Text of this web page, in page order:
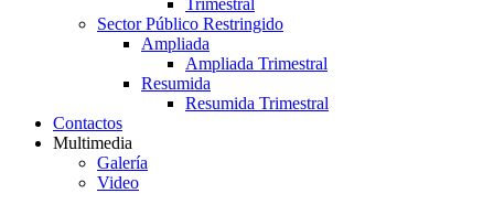
Trimestral
Sector Público Restringido
Ampliada
Ampliada Trimestral
Resumida
Resumida Trimestral
Contactos
Multimedia
Galería
Video